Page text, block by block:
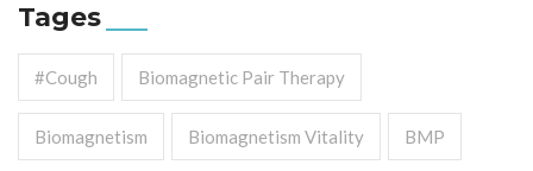
Tages
#cough Biomagnetic Pair Therapy
Biomagnetism Biomagnetism Vitality BMP